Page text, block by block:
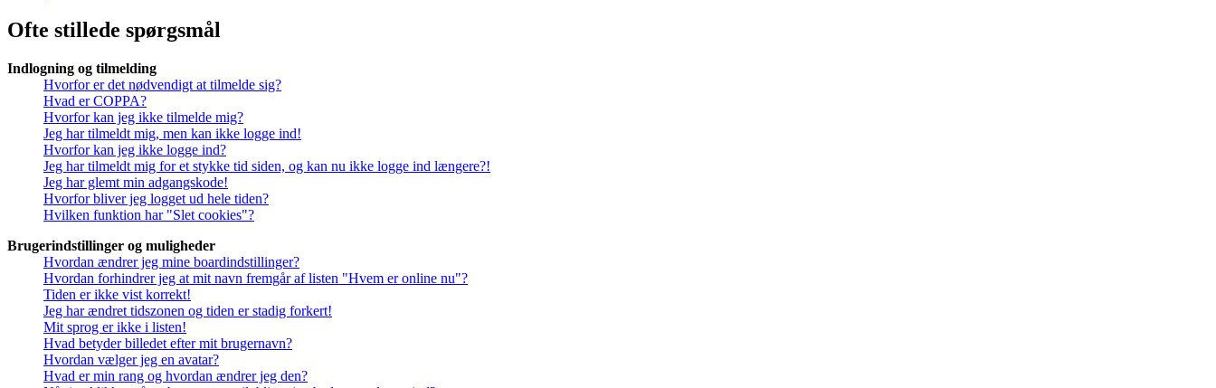
Ofte stillede spørgsmål
Indlogning og tilmelding
Hvorfor er det nødvendigt at tilmelde sig?
Hvad er COPPA?
Hvorfor kan jeg ikke tilmelde mig?
Jeg har tilmeldt mig, men kan ikke logge ind!
Hvorfor kan jeg ikke logge ind?
Jeg har tilmeldt mig for et stykke tid siden, og kan nu ikke logge ind længere?!
Jeg har glemt min adgangskode!
Hvorfor bliver jeg logget ud hele tiden?
Hvilken funktion har "Slet cookies"?
Brugerindstillinger og muligheder
Hvordan ændrer jeg mine boardindstillinger?
Hvordan forhindrer jeg at mit navn fremgår af listen "Hvem er online nu"?
Tiden er ikke vist korrekt!
Jeg har ændret tidszonen og tiden er stadig forkert!
Mit sprog er ikke i listen!
Hvad betyder billedet efter mit brugernavn?
Hvordan vælger jeg en avatar?
Hvad er min rang og hvordan ændrer jeg den?